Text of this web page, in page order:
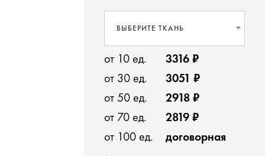
ВЫБЕРИТЕ ТКАНЬ
от 10 ед.
3316 ₽
от 30 ед.
3051 ₽
от 50 ед.
2918 ₽
от 70 ед.
2819 ₽
от 100 ед.
договорная